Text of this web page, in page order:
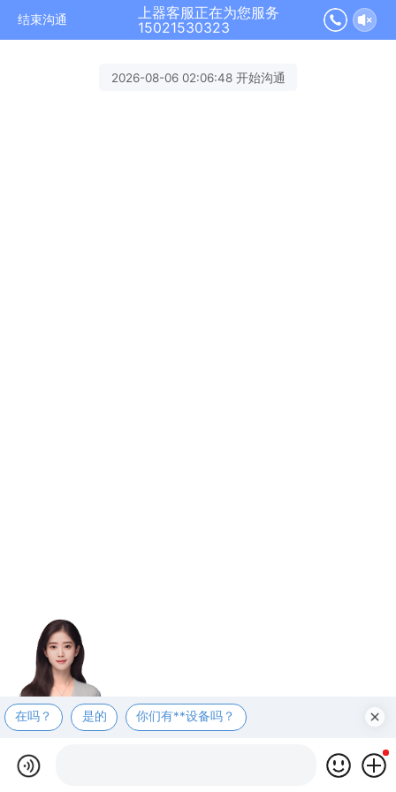
结束沟通
上器客服正在为您服务
15021530323
2026-08-06 02:06:48 开始沟通
在吗？ 是的 你们有**设备吗？